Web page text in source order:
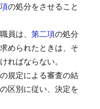
の処分をさせること
員は、 第二項の処分
められたときは、そ
ればならない。
の規定による審査の結
区別に従い、決定を